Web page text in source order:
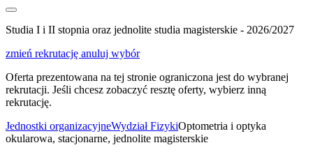
Studia I i II stopnia oraz jednolite studia magisterskie - 2026/2027
zmień rekrutację anuluj wybór
Oferta prezentowana na tej stronie ograniczona jest do wybranej
rekrutacji. Jeśli chcesz zobaczyć resztę oferty, wybierz inną
rekrutację.
Jednostki organizacyjneWydział FizykiOptometria i optyka
okularowa, stacjonarne, jednolite magisterskie